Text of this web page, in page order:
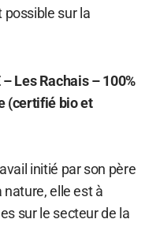
possible sur la
– Les Rachais – 100%
(certifié bio et
initié par son père
nature, elle est à
sur le secteur de la